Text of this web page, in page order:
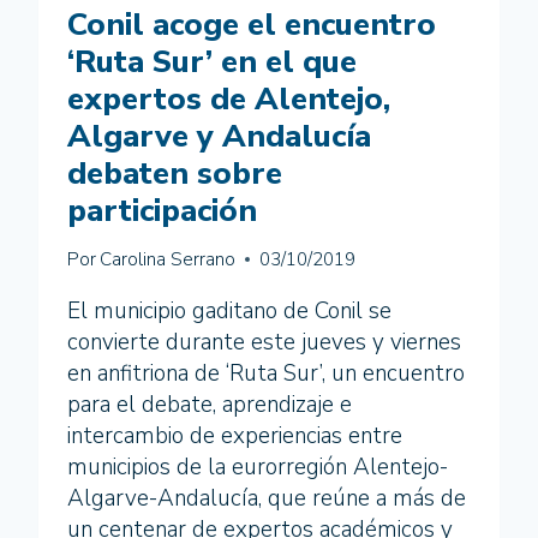
Conil acoge el encuentro
‘Ruta Sur’ en el que
expertos de Alentejo,
Algarve y Andalucía
debaten sobre
participación
Por Carolina Serrano 03/10/2019
El municipio gaditano de Conil se
convierte durante este jueves y viernes
en anfitriona de ‘Ruta Sur’, un encuentro
para el debate, aprendizaje e
intercambio de experiencias entre
municipios de la eurorregión Alentejo-
Algarve-Andalucía, que reúne a más de
un centenar de expertos académicos y